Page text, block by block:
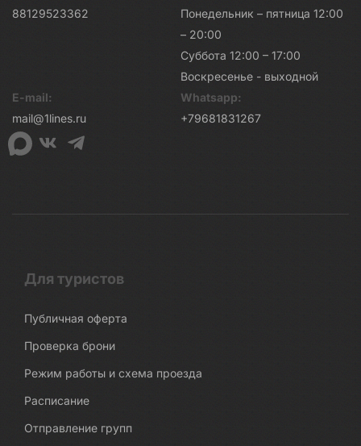
88129523362
Понедельник – пятница 12:00
– 20:00
Суббота 12:00 – 17:00
Воскресенье - выходной
E-mail:
mail@1lines.ru
Whatsapp:
+79681831267
Для туристов
Публичная оферта
Проверка брони
Режим работы и схема проезда
Расписание
Отправление групп